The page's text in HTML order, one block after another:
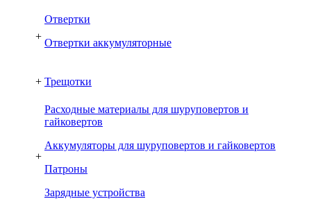
+
Отвертки
Отвертки аккумуляторные
+ Трещотки
+
Расходные материалы для шуруповертов и
гайковертов
Аккумуляторы для шуруповертов и гайковертов
Патроны
Зарядные устройства